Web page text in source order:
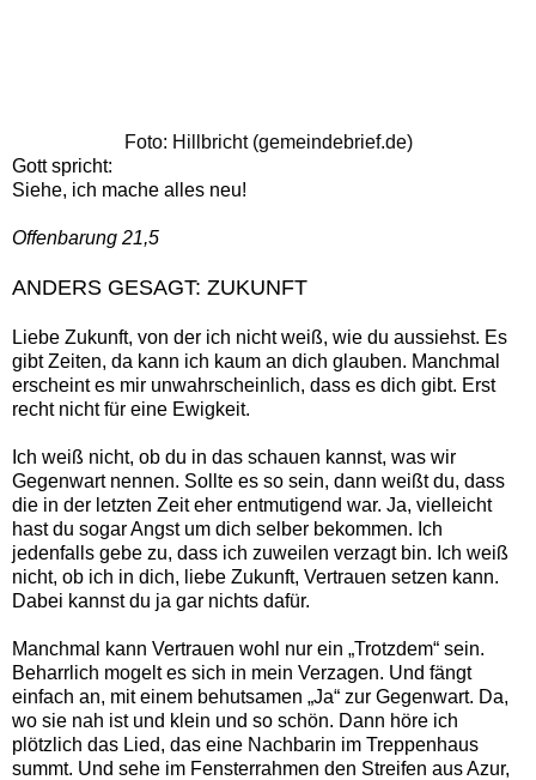
Foto: Hillbricht (gemeindebrief.de)
Gott spricht:
Siehe, ich mache alles neu!
Offenbarung 21,5‍
ANDERS GESAGT: ZUKUNFT
Liebe Zukunft, von der ich nicht weiß, wie du aussiehst. Es
gibt Zeiten, da kann ich kaum an dich glauben. Manchmal
erscheint es mir unwahrscheinlich, dass es dich gibt. Erst
recht nicht für eine Ewigkeit.
Ich weiß nicht, ob du in das schauen kannst, was wir
Gegenwart nennen. Sollte es so sein, dann weißt du, dass
die in der letzten Zeit eher entmutigend war. Ja, vielleicht
hast du sogar Angst um dich selber bekommen. Ich
jedenfalls gebe zu, dass ich zuweilen verzagt bin. Ich weiß
nicht, ob ich in dich, liebe Zukunft, Vertrauen setzen kann.
Dabei kannst du ja gar nichts dafür.
Manchmal kann Vertrauen wohl nur ein „Trotzdem“ sein.
Beharrlich mogelt es sich in mein Verzagen. Und fängt
einfach an, mit einem behutsamen „Ja“ zur Gegenwart. Da,
wo sie nah ist und klein und so schön. Dann höre ich
plötzlich das Lied, das eine Nachbarin im Treppenhaus
summt. Und sehe im Fensterrahmen den Streifen aus Azur,